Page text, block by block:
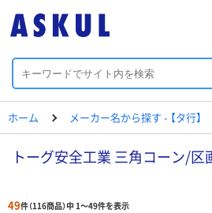
ホーム メーカー名から探す - 【タ行】
トーグ安全工業 三角コーン/区
49件（116商品）中 1～49件を表示